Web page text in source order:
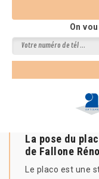
On
La pose du
de Fallone
Le placo est une